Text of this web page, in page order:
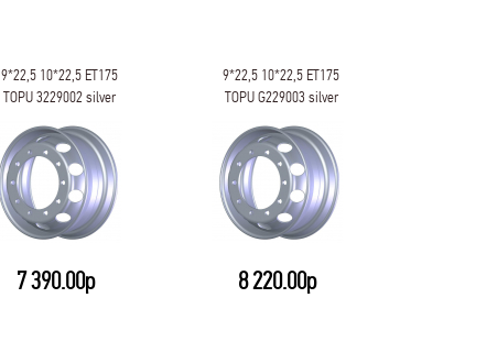
9*22,5 10*22,5 ET175
TOPU 3229002 silver
7 390.00р
9*22,5 10*22,5 ET175
TOPU G229003 silver
8 220.00р